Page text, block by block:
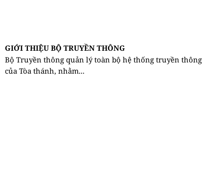
GIỚI THIỆU BỘ TRUYỀN THÔNG
Bộ Truyền thông quản lý toàn bộ hệ thống truyền thông
của Tòa thánh, nhằm...